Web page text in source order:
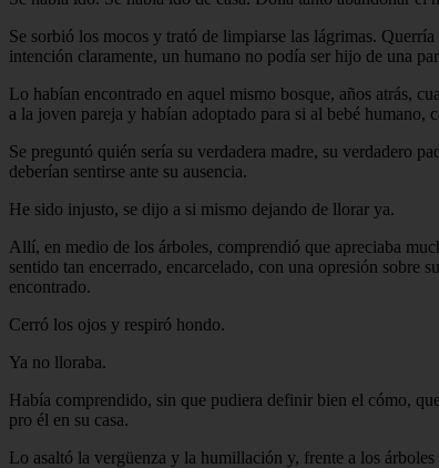
Se sorbió los mocos y trató de limpiarse las lágrimas.
intención claramente, un humano no podía ser hijo de una
Lo habían encontrado en aquel mismo bosque, años atrás,
a la joven pareja y habían adoptado para si al bebé
Se preguntó quién sería su verdadera madre, su verdadero
deberían sentirse ante su ausencia.
He sido injusto, se dijo a si mismo dejando de llorar ya.
Allí, en medio de los árboles, comprendió que apreciaba
sentido tan encerrado, encarcelado, con una opresión sobre
encontrado.
Cerró los ojos y respiró hondo.
Ya no lloraba.
Había comprendido, sin que pudiera definir bien el cómo,
pro él en su casa.
Lo asaltó la vergüenza y la humillación y, frente a los